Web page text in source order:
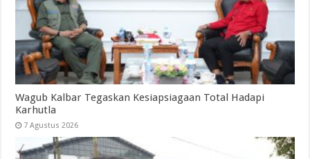
Wagub Kalbar Tegaskan Kesiapsiagaan Total Hadapi
Karhutla
7 Agustus 2026